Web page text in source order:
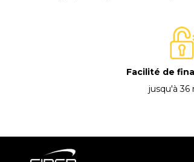
Facilité de
jusqu'à 36